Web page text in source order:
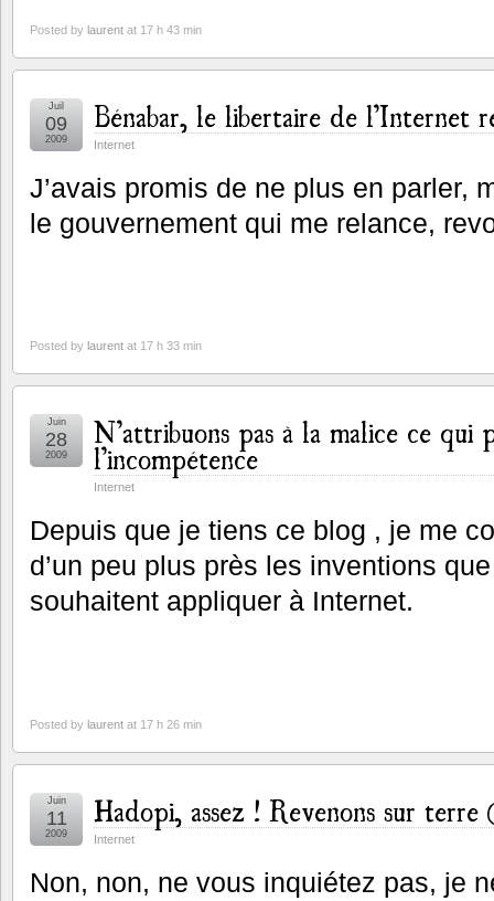
Posted by laurent at 17 h 43 min
Bénabar, le libertaire de l’Internet
Internet
Juil
09
2009
J’avais promis de ne plus en parler,
le gouvernement qui me relance,
Posted by laurent at 17 h 33 min
N’attribuons pas à la malice ce qui
l’incompétence
Internet
Juin
28
2009
Depuis que je tiens ce blog , je me
d’un peu plus près les inventions
souhaitent appliquer à Internet.
Posted by laurent at 17 h 26 min
Hadopi, assez ! Revenons sur
Internet
Juin
11
2009
Non, non, ne vous inquiétez pas, je